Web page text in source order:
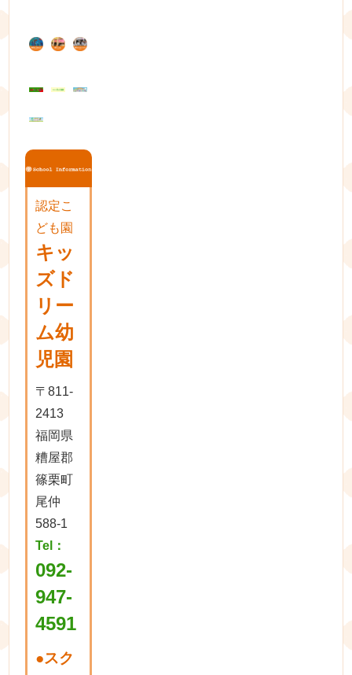
ゲ
ー
ョ
認定こ
ども園
キッ
ズド
リー
ム幼
児園
〒811-
2413
福岡県
糟屋郡
篠栗町
尾仲
588-1
Tel：
092-
947-
4591
●スク